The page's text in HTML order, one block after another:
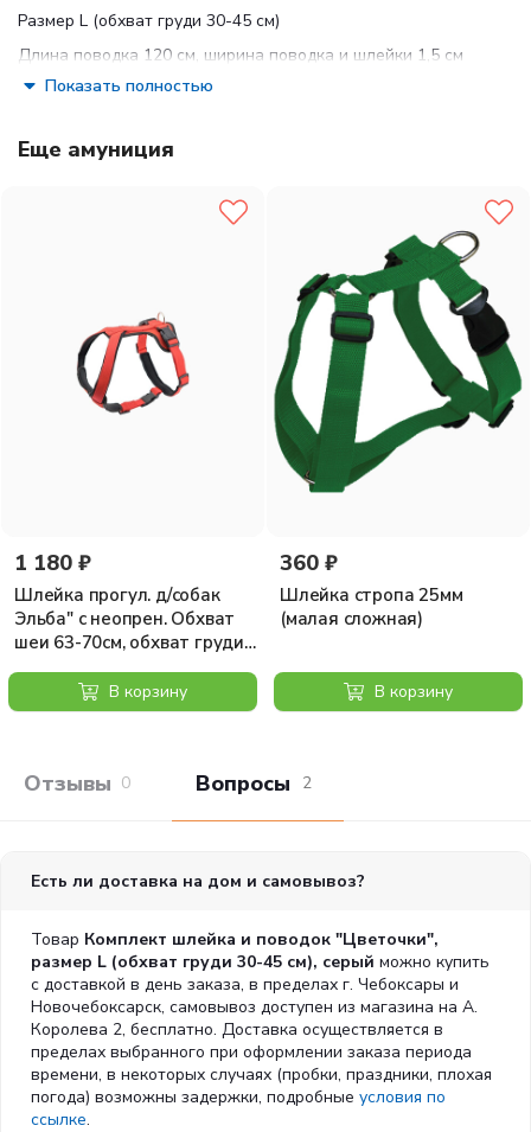
Размер L (обхват груди 30-45 см)
Длина поводка 120 см, ширина поводка и шлейки 1,5 см
Цвет: серый, принт "цветочки"
Показать полностью
Еще амуниция
1 180 ₽
Шлейка прогул. д/собак
Эльба" с неопрен. Обхват
шеи 63-70см, обхват груди
85-95см. Цвет: красный
В корзину
360 ₽
Шлейка стропа 25мм
(малая сложная)
В корзину
Отзывы покупателей
0 Вопросы и
2
Есть ли доставка на дом и самовывоз?
Товар Комплект шлейка и поводок "Цветочки",
размер L (обхват груди 30-45 см), серый можно купить
с доставкой в день заказа, в пределах г. Чебоксары и
Новочебоксарск, самовывоз доступен из магазина на А.
Королева 2, бесплатно. Доставка осуществляется в
пределах выбранного при оформлении заказа периода
времени, в некоторых случаях (пробки, праздники, плохая
погода) возможны задержки, подробные условия по
ссылке.